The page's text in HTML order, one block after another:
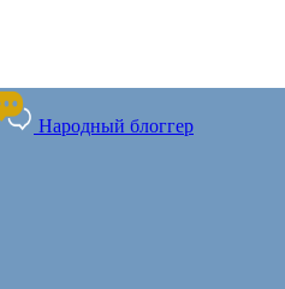
Народный блоггер